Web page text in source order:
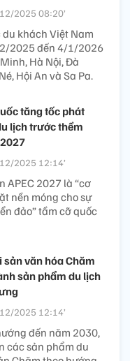
2025 08:20’
khách Việt Nam
2025 đến 4/1/2026
Hà Nội, Đà
Hội An và Sa Pa.
tăng tốc phát
lịch trước thềm
2025 12:14’
APEC 2027 là “cơ
nền móng cho sự
đảo” tầm cỡ quốc
sản văn hóa Chăm
sản phẩm du lịch
2025 12:14’
đến năm 2030,
các sản phẩm du